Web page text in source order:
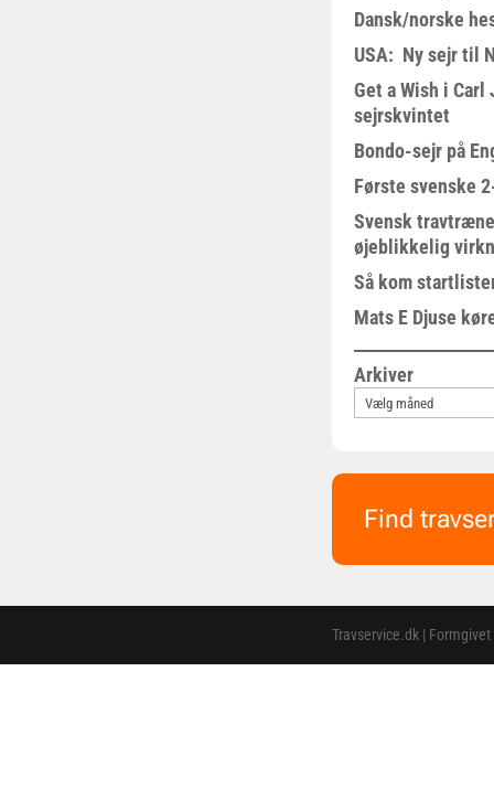
Dansk/norske
USA: Ny sejr til
Get a Wish i Carl
sejrskvintet
Bondo-sejr på
Første svenske
Svensk
øjeblikkelig
Så kom
Mats E Djuse
Arkiver
Find
Travservice.dk |